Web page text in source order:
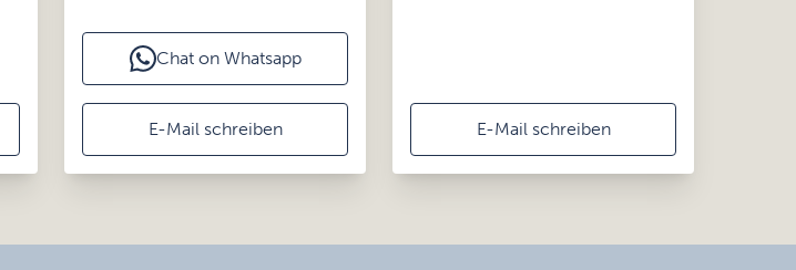
Chat on Whatsapp
E-Mail schreiben E-Mail schreiben